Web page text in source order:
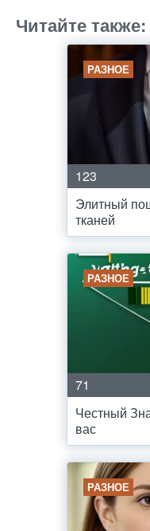
Читайте также:
РАЗНОЕ
123
Элитный
тканей
РАЗНОЕ
71
Честный
вас
РАЗНОЕ